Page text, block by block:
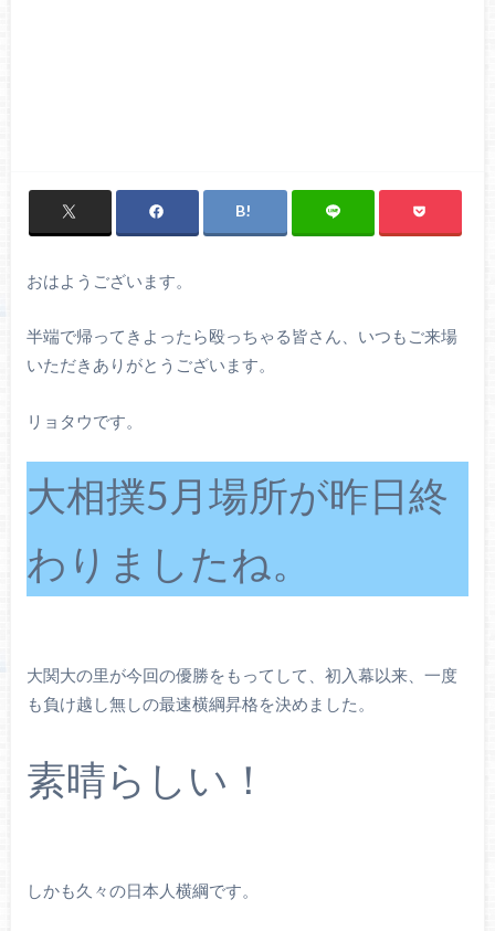
おはようございます。
半端で帰ってきよったら殴っちゃる皆さん、いつもご来場
いただきありがとうございます。
リョタウです。
大相撲5月場所が昨日終
わりましたね。
大関大の里が今回の優勝をもってして、初入幕以来、一度
も負け越し無しの最速横綱昇格を決めました。
素晴らしい！
しかも久々の日本人横綱です。